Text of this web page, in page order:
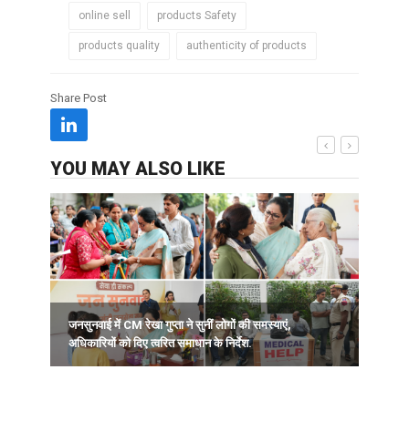
online sell products Safety
products quality authenticity of products
Share Post
YOU MAY ALSO LIKE
जनसुनवाई में CM रेखा गुप्ता ने सुनीं लोगों की समस्याएं,
अधिकारियों को दिए त्वरित समाधान के निर्देश.